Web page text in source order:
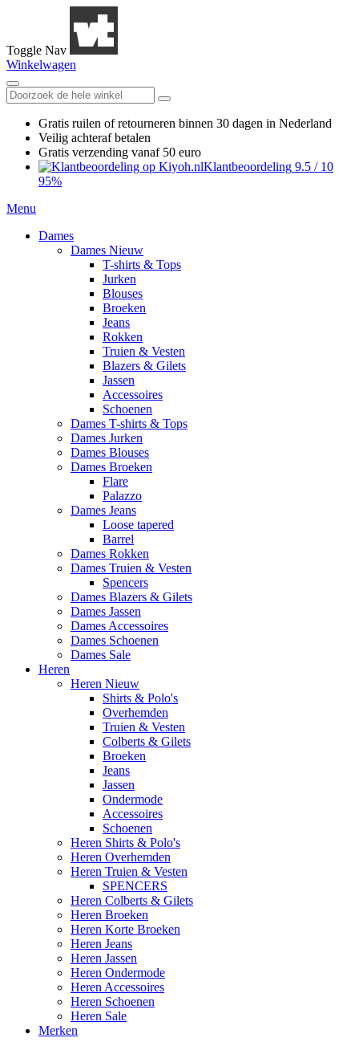
Toggle Nav
Winkelwagen
Gratis ruilen of retourneren binnen 30 dagen in Nederland
Veilig achteraf betalen
Gratis verzending vanaf 50 euro
Klantbeoordeling 9.5 / 10
95%
Menu
Dames
Dames Nieuw
T-shirts & Tops
Jurken
Blouses
Broeken
Jeans
Rokken
Truien & Vesten
Blazers & Gilets
Jassen
Accessoires
Schoenen
Dames T-shirts & Tops
Dames Jurken
Dames Blouses
Dames Broeken
Flare
Palazzo
Dames Jeans
Loose tapered
Barrel
Dames Rokken
Dames Truien & Vesten
Spencers
Dames Blazers & Gilets
Dames Jassen
Dames Accessoires
Dames Schoenen
Dames Sale
Heren
Heren Nieuw
Shirts & Polo's
Overhemden
Truien & Vesten
Colberts & Gilets
Broeken
Jeans
Jassen
Ondermode
Accessoires
Schoenen
Heren Shirts & Polo's
Heren Overhemden
Heren Truien & Vesten
SPENCERS
Heren Colberts & Gilets
Heren Broeken
Heren Korte Broeken
Heren Jeans
Heren Jassen
Heren Ondermode
Heren Accessoires
Heren Schoenen
Heren Sale
Merken